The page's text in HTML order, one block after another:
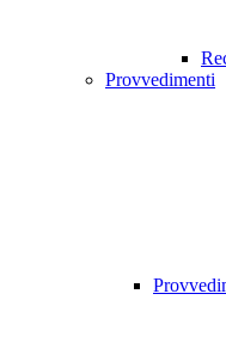
Provvedimenti